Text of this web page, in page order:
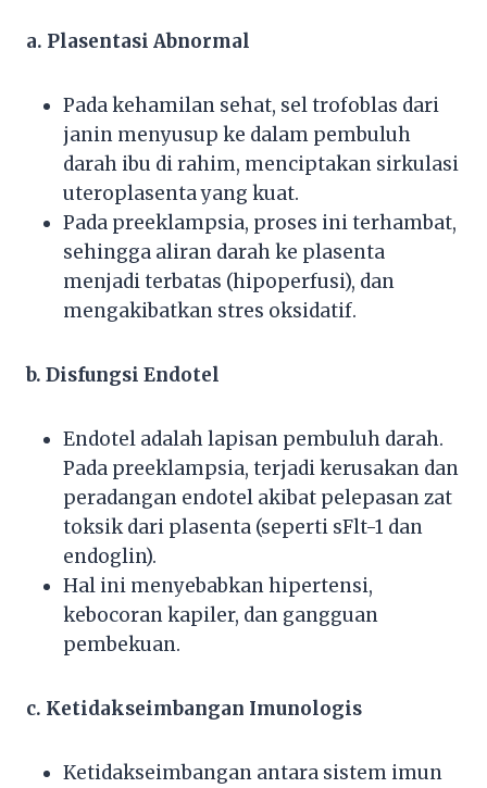
a. Plasentasi Abnormal
Pada kehamilan sehat, sel trofoblas dari
janin menyusup ke dalam pembuluh
darah ibu di rahim, menciptakan sirkulasi
uteroplasenta yang kuat.
Pada preeklampsia, proses ini terhambat,
sehingga aliran darah ke plasenta
menjadi terbatas (hipoperfusi), dan
mengakibatkan stres oksidatif.
b. Disfungsi Endotel
Endotel adalah lapisan pembuluh darah.
Pada preeklampsia, terjadi kerusakan dan
peradangan endotel akibat pelepasan zat
toksik dari plasenta (seperti sFlt-1 dan
endoglin).
Hal ini menyebabkan hipertensi,
kebocoran kapiler, dan gangguan
pembekuan.
c. Ketidakseimbangan Imunologis
Ketidakseimbangan antara sistem imun